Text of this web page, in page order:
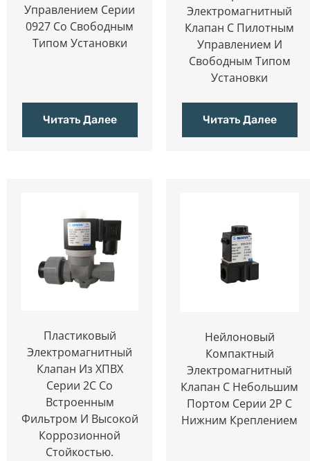
Управлением Серии
0927 Со Свободным
Типом Установки
Читать Далее
Электромагнитный
Клапан С Пилотным
Управлением И
Свободным Типом
Установки
Читать Далее
Пластиковый
Электромагнитный
Клапан Из ХПВХ
Серии 2C Со
Встроенным
Фильтром И Высокой
Коррозионной
Стойкостью.
Нейлоновый
Компактный
Электромагнитный
Клапан С Небольшим
Портом Серии 2P С
Нижним Креплением